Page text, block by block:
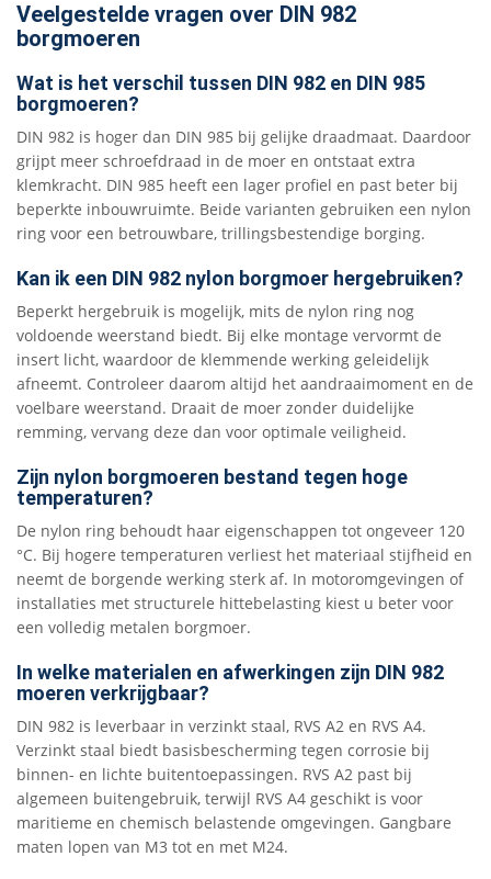
Veelgestelde vragen over DIN 982
borgmoeren
Wat is het verschil tussen DIN 982 en DIN 985
borgmoeren?
DIN 982 is hoger dan DIN 985 bij gelijke draadmaat. Daardoor
grijpt meer schroefdraad in de moer en ontstaat extra
klemkracht. DIN 985 heeft een lager profiel en past beter bij
beperkte inbouwruimte. Beide varianten gebruiken een nylon
ring voor een betrouwbare, trillingsbestendige borging.
Kan ik een DIN 982 nylon borgmoer hergebruiken?
Beperkt hergebruik is mogelijk, mits de nylon ring nog
voldoende weerstand biedt. Bij elke montage vervormt de
insert licht, waardoor de klemmende werking geleidelijk
afneemt. Controleer daarom altijd het aandraaimoment en de
voelbare weerstand. Draait de moer zonder duidelijke
remming, vervang deze dan voor optimale veiligheid.
Zijn nylon borgmoeren bestand tegen hoge
temperaturen?
De nylon ring behoudt haar eigenschappen tot ongeveer 120
°C. Bij hogere temperaturen verliest het materiaal stijfheid en
neemt de borgende werking sterk af. In motoromgevingen of
installaties met structurele hittebelasting kiest u beter voor
een volledig metalen borgmoer.
In welke materialen en afwerkingen zijn DIN 982
moeren verkrijgbaar?
DIN 982 is leverbaar in verzinkt staal, RVS A2 en RVS A4.
Verzinkt staal biedt basisbescherming tegen corrosie bij
binnen- en lichte buitentoepassingen. RVS A2 past bij
algemeen buitengebruik, terwijl RVS A4 geschikt is voor
maritieme en chemisch belastende omgevingen. Gangbare
maten lopen van M3 tot en met M24.